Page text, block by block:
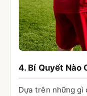
4. Bí Quyết Nào
Dựa trên những